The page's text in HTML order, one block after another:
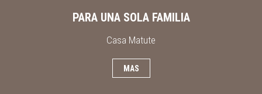
PARA UNA SOLA FAMILIA
Casa Matute
MAS